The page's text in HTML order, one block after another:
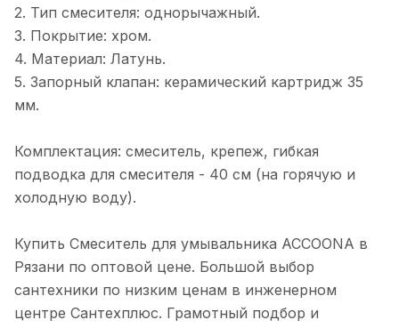
2. Тип смесителя: однорычажный.
3. Покрытие: хром.
4. Материал: Латунь.
5. Запорный клапан: керамический картридж 35
мм.
Комплектация: смеситель, крепеж, гибкая
подводка для смесителя - 40 см (на горячую и
холодную воду).
Купить Смеситель для умывальника ACCOONA в
Рязани по оптовой цене. Большой выбор
сантехники по низким ценам в инженерном
центре Сантехплюс. Грамотный подбор и